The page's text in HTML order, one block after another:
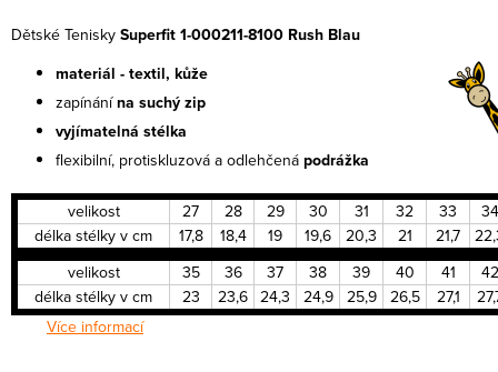
Dětské Tenisky Superfit 1-000211-8100 Rush Blau
materiál - textil, kůže
zapínánína suchý zip
vyjímatelná stélka
flexibilní, protiskluzová a odlehčená podrážka
velikost 27 28 29 30 31 32 33
34
délka stélky v cm
17,8 18,4 19 19,6 20,3 21 21,7
velikost
35 36 37 38 39 40 41
42
délka stélky v cm
23 23,6 24,3 24,9 25,9 26,5 27,1
Více informací